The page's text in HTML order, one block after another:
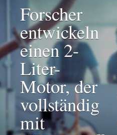
Forscher
entwickeln
einen 2-
Liter-
Motor, der
vollständig
mit